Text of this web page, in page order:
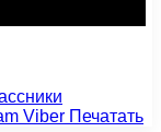
Viber Печатать